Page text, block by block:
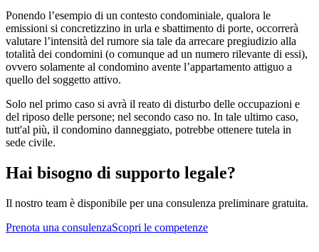
Ponendo l’esempio di un contesto condominiale, qualora le
emissioni si concretizzino in urla e sbattimento di porte, occorrerà
valutare l’intensità del rumore sia tale da arrecare pregiudizio alla
totalità dei condomini (o comunque ad un numero rilevante di essi),
ovvero solamente al condomino avente l’appartamento attiguo a
quello del soggetto attivo.
Solo nel primo caso si avrà il reato di disturbo delle occupazioni e
del riposo delle persone; nel secondo caso no. In tale ultimo caso,
tutt'al più, il condomino danneggiato, potrebbe ottenere tutela in
sede civile.
Hai bisogno di supporto legale?
Il nostro team è disponibile per una consulenza preliminare gratuita.
Prenota una consulenzaScopri le competenze